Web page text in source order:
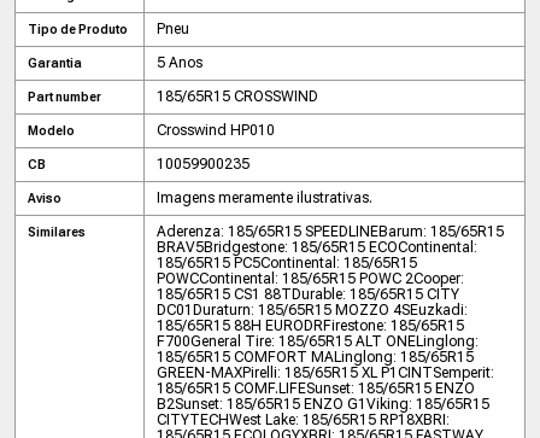
Tipo de Produto Pneu
Garantia 5 Anos
Part number 185/65R15 CROSSWIND
Modelo Crosswind HP010
CB 10059900235
Aviso Imagens meramente ilustrativas.
Similares Aderenza: 185/65R15 SPEEDLINEBarum: 185/65R15
BRAV5Bridgestone: 185/65R15 ECOContinental:
185/65R15 PC5Continental: 185/65R15
POWCContinental: 185/65R15 POWC 2Cooper:
185/65R15 CS1 88T Durable: 185/65R15 CITY
DC01 Duraturn: 185/65R15 MOZZO 4SEuzkadi:
185/65R15 88H EURODRFirestone: 185/65R15
F700General Tire: 185/65R15 ALT ONELinglong:
185/65R15 COMFORT MALinglong: 185/65R15
GREEN-MAXPirelli: 185/65R15 XL P1CINTSemperit:
185/65R15 COMF.LIFESunset: 185/65R15 ENZO
B2Sunset: 185/65R15 ENZO G1 Viking: 185/65R15
CITYTECHWest Lake: 185/65R15 RP18XBRI: